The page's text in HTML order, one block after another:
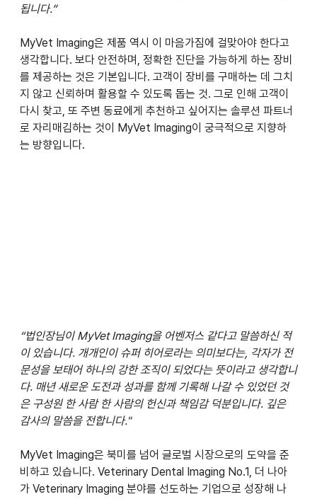
됩니다.”
MyVet Imaging은 제품 역시 이 마음가짐에 걸맞아야 한다고
생각합니다. 보다 안전하며, 정확한 진단을 가능하게 하는 장비
를 제공하는 것은 기본입니다. 고객이 장비를 구매하는 데 그치
지 않고 신뢰하며 활용할 수 있도록 돕는 것. 그로 인해 고객이
다시 찾고, 또 주변 동료에게 추천하고 싶어지는 솔루션 파트너
로 자리매김하는 것이 MyVet Imaging이 궁극적으로 지향하
는 방향입니다.
“법인장님이 MyVet Imaging을 어벤저스 같다고 말씀하신 적
이 있습니다. 개개인이 슈퍼 히어로라는 의미보다는, 각자가 전
문성을 보태어 하나의 강한 조직이 되었다는 뜻이라고 생각합니
다. 매년 새로운 도전과 성과를 함께 기록해 나갈 수 있었던 것
은 구성원 한 사람 한 사람의 헌신과 책임감 덕분입니다. 깊은
감사의 말씀을 전합니다."
MyVet Imaging은 북미를 넘어 글로벌 시장으로의 도약을 준
비하고 있습니다. Veterinary Dental Imaging No.1, 더 나아
가 Veterinary Imaging 분야를 선도하는 기업으로 성장해 나